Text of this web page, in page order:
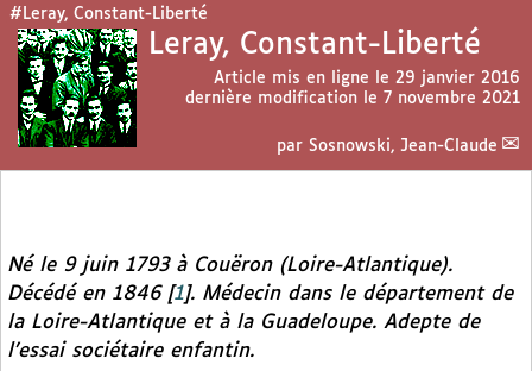
#Leray, Constant-Liberté
Leray, Constant-Liberté
Article mis en ligne le 29 janvier 2016
dernière modification le 7 novembre 2021
par Sosnowski, Jean-Claude
Né le 9 juin 1793 à Couëron (Loire-Atlantique).
Décédé en 1846[1]. Médecin dans le département de
la Loire-Atlantique et à la Guadeloupe. Adepte de
l’essai sociétaire enfantin.